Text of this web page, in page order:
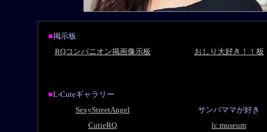
■掲示板
RQコンパニオン掲画像示板
おしり大好き！！板
■L-Cuteギャラリー
SexyStreetAngel
サンバママが好き
CutieRQ
lc museum